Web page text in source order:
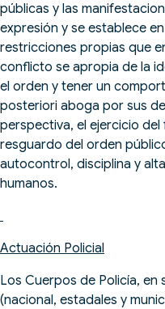
públicas y las
expresión y se establece
restricciones propias que
conflicto se apropia de la
el orden y tener un
posteriori aboga por sus
perspectiva, el ejercicio
resguardo del orden
autocontrol, disciplina y
humanos.
Actuación Policial
Los Cuerpos de Policía,
(nacional, estadales y